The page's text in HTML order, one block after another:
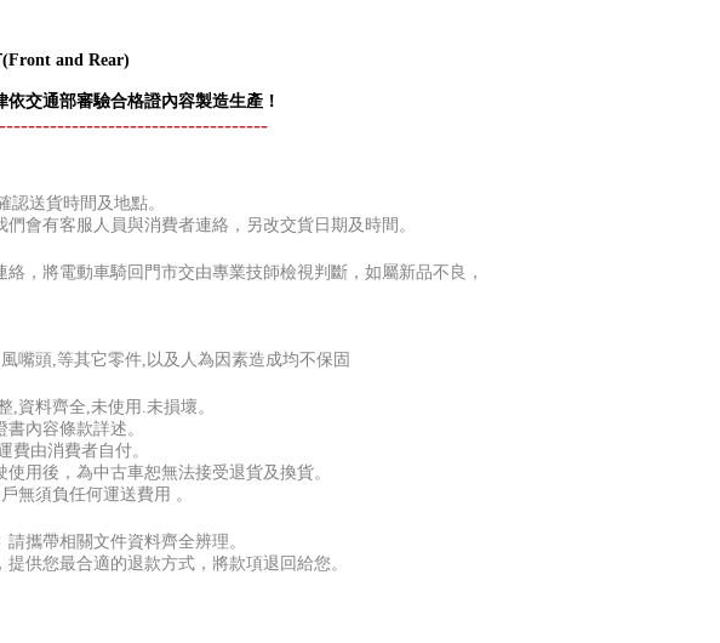
and Rear)
交通部審驗合格證內容製造生產！
送貨時間及地點。
會有客服人員與消費者連絡，另改交貨日期及時間。
，將電動車騎回門市交由專業技師檢視判斷，如屬新品不良，
嘴頭,等其它零件,以及人為因素造成均不保固
資料齊全,未使用.未損壞。
內容條款詳述。
費由消費者自付。
用後，為中古車恕無法接受退貨及換貨。
無須負任何運送費用 。
攜帶相關文件資料齊全辨理。
供您最合適的退款方式，將款項退回給您。